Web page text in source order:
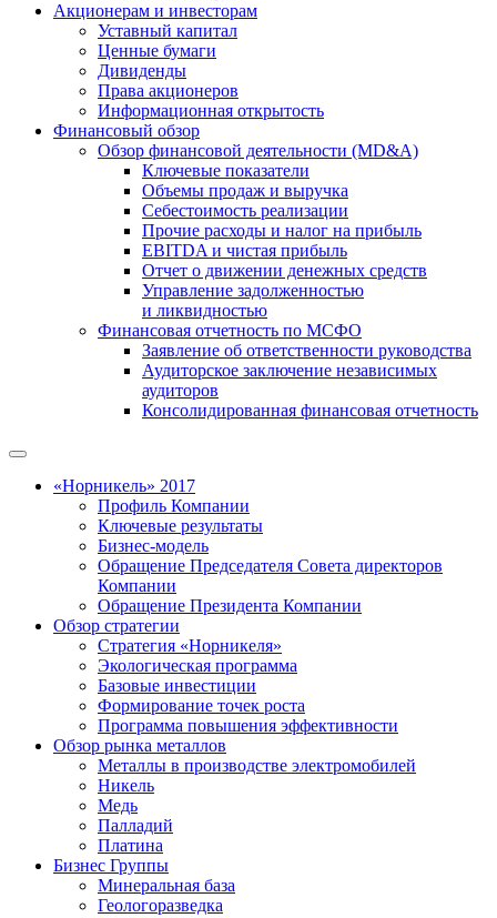
Акционерам и инвесторам
Уставный капитал
Ценные бумаги
Дивиденды
Права акционеров
Информационная открытость
Финансовый обзор
Обзор финансовой деятельности (MD&A)
Ключевые показатели
Объемы продаж и выручка
Себестоимость реализации
Прочие расходы и налог на прибыль
EBITDA и чистая прибыль
Отчет о движении денежных средств
Управление задолженностью
и ликвидностью
Финансовая отчетность по МСФО
Заявление об ответственности руководства
Аудиторское заключение независимых
аудиторов
Консолидированная финансовая отчетность
«Норникель» 2017
Профиль Компании
Ключевые результаты
Бизнес-модель
Обращение Председателя Совета директоров
Компании
Обращение Президента Компании
Обзор стратегии
Стратегия «Норникеля»
Экологическая программа
Базовые инвестиции
Формирование точек роста
Программа повышения эффективности
Обзор рынка металлов
Металлы в производстве электромобилей
Никель
Медь
Палладий
Платина
Бизнес Группы
Минеральная база
Геологоразведка